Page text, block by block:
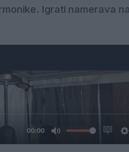
Igrati namerava